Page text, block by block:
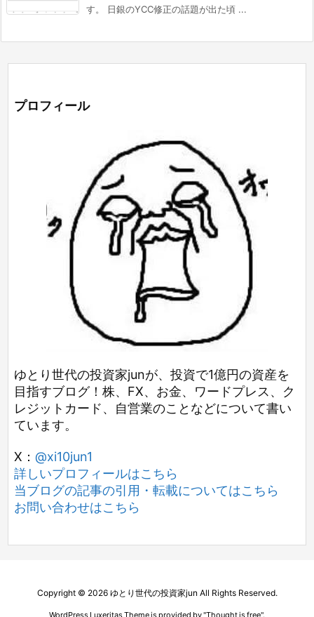
す。 日銀のYCC修正の話題が出た頃 ...
プロフィール
ゆとり世代の投資家junが、投資で1億円の資産を
目指すブログ！株、FX、お金、ワードプレス、ク
レジットカード、自営業のことなどについて書い
ています。
X： @xi10jun1
詳しいプロフィールはこちら
当ブログの記事の引用・転載についてはこちら
お問い合わせはこちら
Copyright © 2026 ゆとり世代の投資家jun All Rights Reserved.
WordPress Luxeritas Theme is provided by "Thought is free".